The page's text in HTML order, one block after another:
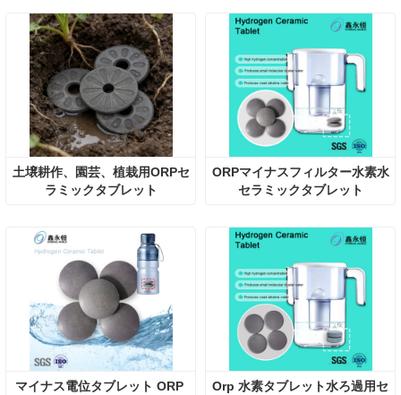
土壌耕作、園芸、植栽用ORPセ
ラミックタブレット
ORPマイナスフィルター水素水
セラミックタブレット
マイナス電位タブレット ORP
Orp 水素タブレット水ろ過用セ